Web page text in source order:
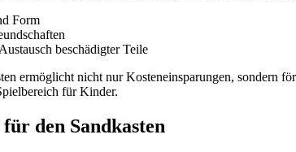
Form
beschädigter Teile
ermöglicht nicht nur Kosteneinsparungen, sondern
für Kinder.
den Sandkasten